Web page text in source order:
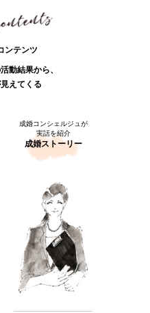
ンテンツ
動結果から、
えてくる
成婚コンシェルジュが
実話を紹介
成婚ストーリー